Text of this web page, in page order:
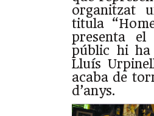
organitzat
titula
presenta el
públic hi
Lluís
acaba de
d’anys.